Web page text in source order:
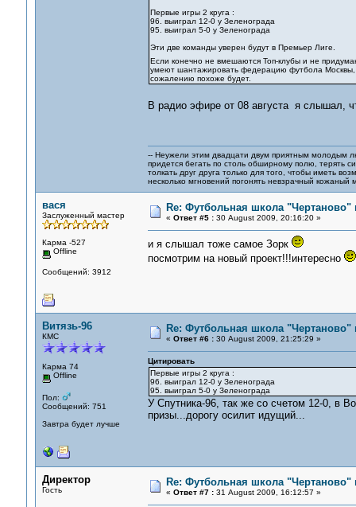
Первые игры 2 круга :
96. выиграл 12-0 у Зеленограда
95. выиграл 5-0 у Зеленограда
Эти две команды уверен будут в Премьер Лиге.
Если конечно не вмешаются Топ-клубы и не
умеют шантажировать федерацию футбола Москвы,
сожалению похоже будет.
В радио эфире от 08 августа я слышал,
-- Неужели этим двадцати двум приятным молодым
придется бегать по столь обширному полю, терять
толкать друг друга только для того, чтобы иметь
несколько мгновений погонять невзрачный кожаный
вася
Заслуженный мастер
Карма -527
Offline
Сообщений: 3912
Re: Футбольная школа "Чертаново"
« Ответ #5 :30 August 2009, 20:16:20 »
и я слышал тоже самое Зорк
посмотрим на новый проект!!!интересно
Витязь-96
КМС
Карма 74
Offline
Пол:
Сообщений: 751
Завтра будет лучше
Re: Футбольная школа "Чертаново"
« Ответ #6 :30 August 2009, 21:25:29 »
Цитировать
Первые игры 2 круга :
96. выиграл 12-0 у Зеленограда
95. выиграл 5-0 у Зеленограда
У Спутника-96, так же со счетом 12-0, в
призы...дорогу осилит идущий...
Директор
Гость
Re: Футбольная школа "Чертаново"
« Ответ #7 :31 August 2009, 16:12:57 »